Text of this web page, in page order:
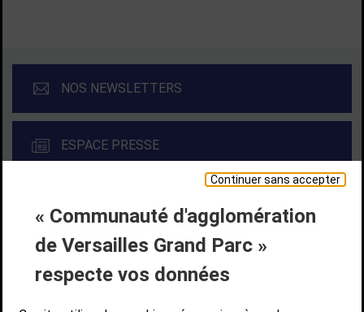
Continuer sans accepter
« Communauté d'agglomération
de Versailles Grand Parc »
respecte vos données
NOS NEWSLETTERS
ESPACE PRESSE
Liens bas de page
CONTACT MENTIONS LÉGALES
PLAN DE SITE
ACCESSIBILITÉ NUMÉRIQUE
GESTION DES COOKIES
Suivez-nous
SUIVEZ-NOUS SUR